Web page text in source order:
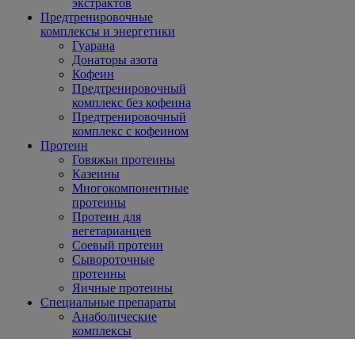
экстрактов
Предтренировочные
комплексы и энергетики
Гуарана
Донаторы азота
Кофеин
Предтренировочный
комплекс без кофеина
Предтренировочный
комплекс с кофеином
Протеин
Говяжьи протеины
Казеины
Многокомпонентные
протеины
Протеин для
вегетарианцев
Соевый протеин
Сывороточные
протеины
Яичные протеины
Специальные препараты
Анаболические
комплексы